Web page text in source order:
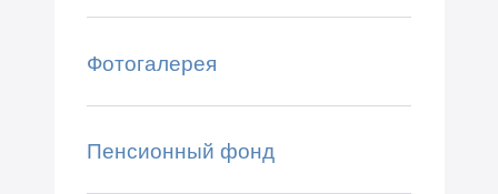
Фотогалерея
Пенсионный фонд